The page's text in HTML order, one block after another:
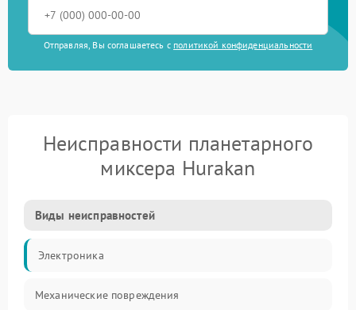
Отправляя, Вы соглашаетесь с политикой конфиденциальности
Неисправности планетарного
миксера Hurakan
Виды неисправностей
Электроника
Механические повреждения